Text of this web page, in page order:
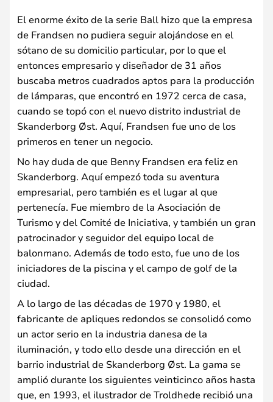
El enorme éxito de la serie Ball hizo que la empresa
de Frandsen no pudiera seguir alojándose en el
sótano de su domicilio particular, por lo que el
entonces empresario y diseñador de 31 años
buscaba metros cuadrados aptos para la producción
de lámparas, que encontró en 1972 cerca de casa,
cuando se topó con el nuevo distrito industrial de
Skanderborg Øst. Aquí, Frandsen fue uno de los
primeros en tener un negocio.
No hay duda de que Benny Frandsen era feliz en
Skanderborg. Aquí empezó toda su aventura
empresarial, pero también es el lugar al que
pertenecía. Fue miembro de la Asociación de
Turismo y del Comité de Iniciativa, y también un gran
patrocinador y seguidor del equipo local de
balonmano. Además de todo esto, fue uno de los
iniciadores de la piscina y el campo de golf de la
ciudad.
A lo largo de las décadas de 1970 y 1980, el
fabricante de apliques redondos se consolidó como
un actor serio en la industria danesa de la
iluminación, y todo ello desde una dirección en el
barrio industrial de Skanderborg Øst. La gama se
amplió durante los siguientes veinticinco años hasta
que, en 1993, el ilustrador de Troldhede recibió una